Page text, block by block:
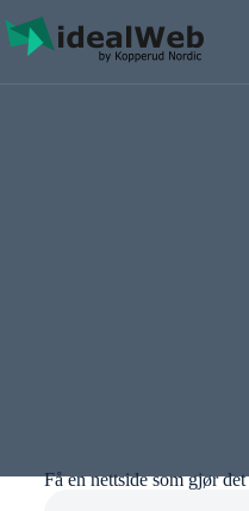
Få en nettside som gjør